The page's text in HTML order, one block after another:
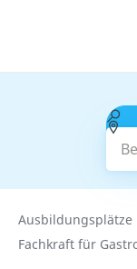
Ausbildungsplätze
Fachkraft für